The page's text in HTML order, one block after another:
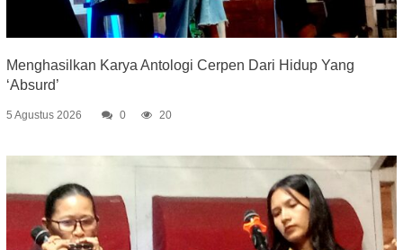
Menghasilkan Karya Antologi Cerpen Dari Hidup Yang
‘Absurd’
5 Agustus 2026 0 20